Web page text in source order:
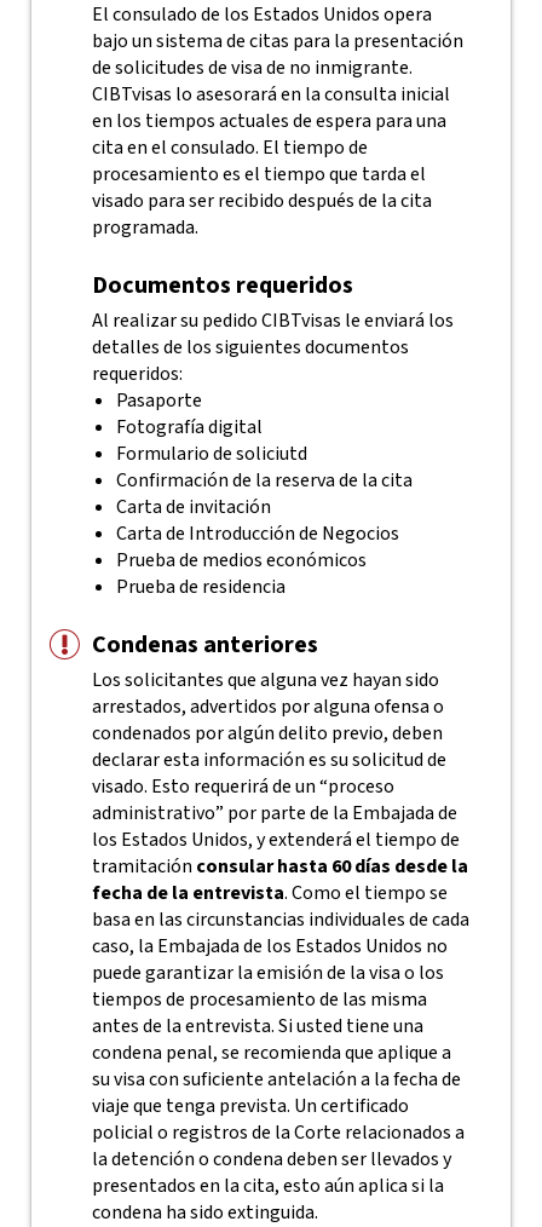
El consulado de los Estados Unidos opera
bajo un sistema de citas para la presentación
de solicitudes de visa de no inmigrante.
CIBTvisas lo asesorará en la consulta inicial
en los tiempos actuales de espera para una
cita en el consulado. El tiempo de
procesamiento es el tiempo que tarda el
visado para ser recibido después de la cita
programada.
Documentos requeridos
Al realizar su pedido CIBTvisas le enviará los
detalles de los siguientes documentos
requeridos:
Pasaporte
Fotografía digital
Formulario de soliciutd
Confirmación de la reserva de la cita
Carta de invitación
Carta de Introducción de Negocios
Prueba de medios económicos
Prueba de residencia
Condenas anteriores
Los solicitantes que alguna vez hayan sido
arrestados, advertidos por alguna ofensa o
condenados por algún delito previo, deben
declarar esta información es su solicitud de
visado. Esto requerirá de un “proceso
administrativo” por parte de la Embajada de
los Estados Unidos, y extenderá el tiempo de
tramitación consular hasta 60 días desde la
fecha de la entrevista. Como el tiempo se
basa en las circunstancias individuales de cada
caso, la Embajada de los Estados Unidos no
puede garantizar la emisión de la visa o los
tiempos de procesamiento de las misma
antes de la entrevista. Si usted tiene una
condena penal, se recomienda que aplique a
su visa con suficiente antelación a la fecha de
viaje que tenga prevista. Un certificado
policial o registros de la Corte relacionados a
la detención o condena deben ser llevados y
presentados en la cita, esto aún aplica si la
condena ha sido extinguida.